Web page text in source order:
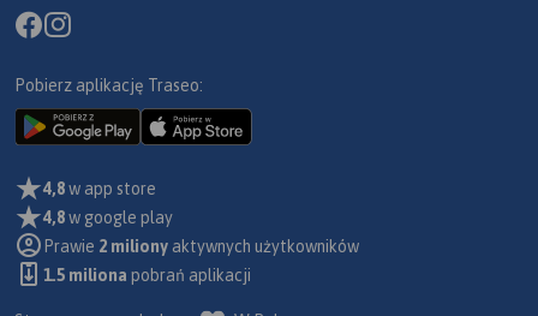
Pobierz aplikację Traseo:
4,8w app store
4,8w google play
Prawie 2 miliony aktywnych użytkowników
1.5 miliona pobrań aplikacji